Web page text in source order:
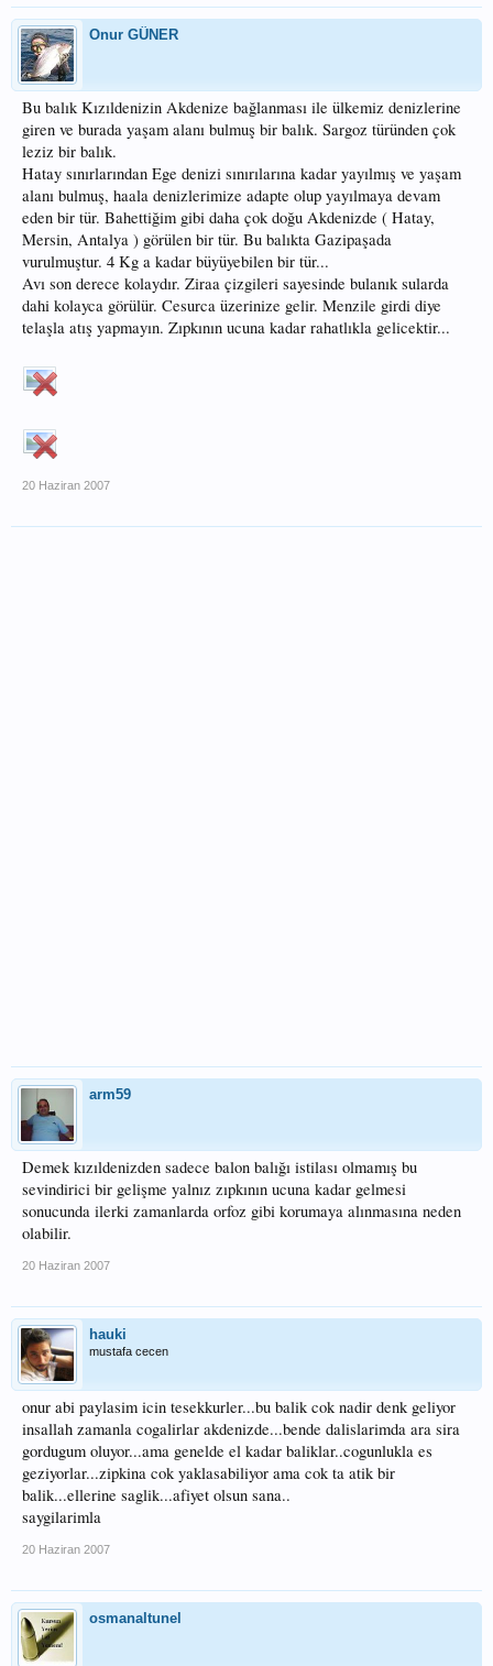
Onur GÜNER
Bu balık Kızıldenizin Akdenize bağlanması ile ülkemiz denizlerine
giren ve burada yaşam alanı bulmuş bir balık. Sargoz türünden çok
leziz bir balık.
Hatay sınırlarından Ege denizi sınırılarına kadar yayılmış ve yaşam
alanı bulmuş, haala denizlerimize adapte olup yayılmaya devam
eden bir tür. Bahettiğim gibi daha çok doğu Akdenizde ( Hatay,
Mersin, Antalya ) görülen bir tür. Bu balıkta Gazipaşada
vurulmuştur. 4 Kg a kadar büyüyebilen bir tür...
Avı son derece kolaydır. Ziraa çizgileri sayesinde bulanık sularda
dahi kolayca görülür. Cesurca üzerinize gelir. Menzile girdi diye
telaşla atış yapmayın. Zıpkının ucuna kadar rahatlıkla gelicektir...
20 Haziran 2007
arm59
Demek kızıldenizden sadece balon balığı istilası olmamış bu
sevindirici bir gelişme yalnız zıpkının ucuna kadar gelmesi
sonucunda ilerki zamanlarda orfoz gibi korumaya alınmasına neden
olabilir.
20 Haziran 2007
hauki
mustafa cecen
onur abi paylasim icin tesekkurler...bu balik cok nadir denk geliyor
insallah zamanla cogalirlar akdenizde...bende dalislarimda ara sira
gordugum oluyor...ama genelde el kadar baliklar..cogunlukla es
geziyorlar...zipkina cok yaklasabiliyor ama cok ta atik bir
balik...ellerine saglik...afiyet olsun sana..
saygilarimla
20 Haziran 2007
osmanaltunel